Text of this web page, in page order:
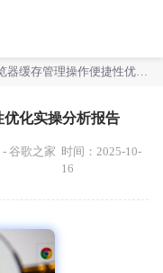
化实操分析报告
谷歌之家 时间：2025-10-
16